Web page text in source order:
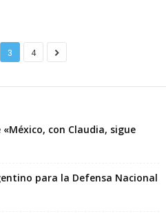
3 4
con Claudia, sigue
para la Defensa Nacional